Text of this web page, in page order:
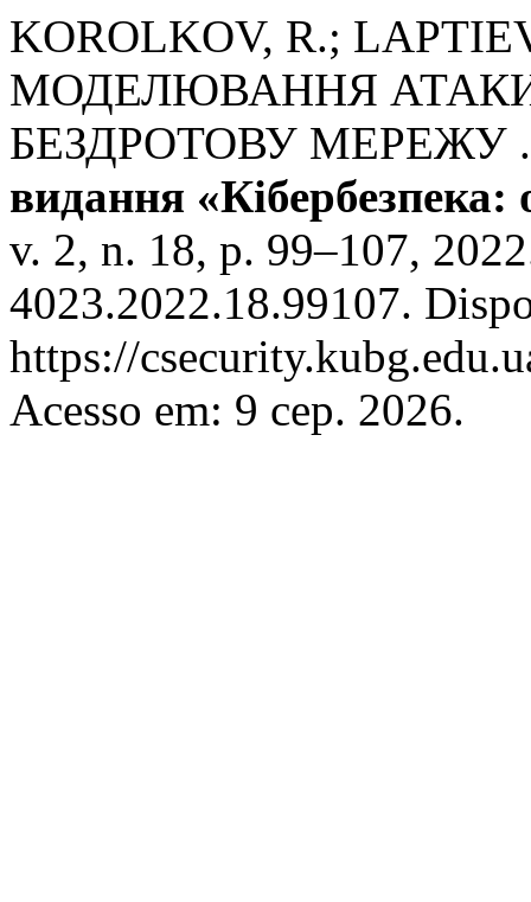
KOROLKOV, R.;
МОДЕЛЮВАННЯ АТАКИ
БЕЗДРОТОВУ МЕРЕЖУ
видання «Кібербезпека:
v. 2, n. 18, p. 99–107,
4023.2022.18.99107.
https://
Acesso em: 9 сер. 2026.